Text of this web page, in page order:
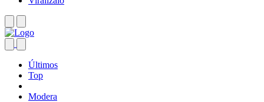
Últimos
Top
Modera